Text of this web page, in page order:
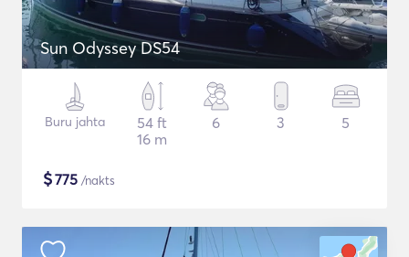
Sun Odyssey DS54
Buru jahta
54 ft
16 m
6 3 5
$775 /nakts